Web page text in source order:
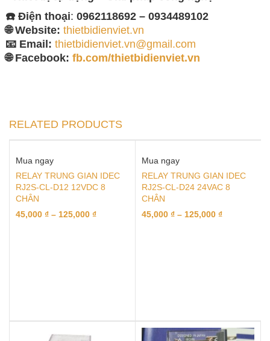
☎️ Điện thoại: 0962118692 – 0934489102
🌐 Website: thietbidienviet.vn
📧 Email: thietbidienviet.vn@gmail.com
🌐 Facebook: fb.com/thietbidienviet.vn
RELATED PRODUCTS
Mua ngay
RELAY TRUNG GIAN IDEC
RJ2S-CL-D12 12VDC 8
CHÂN
45,000 ₫ – 125,000 ₫
Mua ngay
RELAY TRUNG GIAN IDEC
RJ2S-CL-D24 24VAC 8
CHÂN
45,000 ₫ – 125,000 ₫